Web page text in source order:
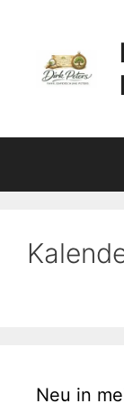
springen
Neu in